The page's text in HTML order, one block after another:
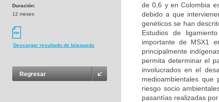
Duración:
12 meses
Descargar resultado de búsqueda
Regresar
de 0,6 y en Colombia
debido a que
genéticos se han
Estudios de
importante de MSX1
principalmente
permita determinar el
involucrados en el
medioambientales
riesgo socio
pasantías realizadas